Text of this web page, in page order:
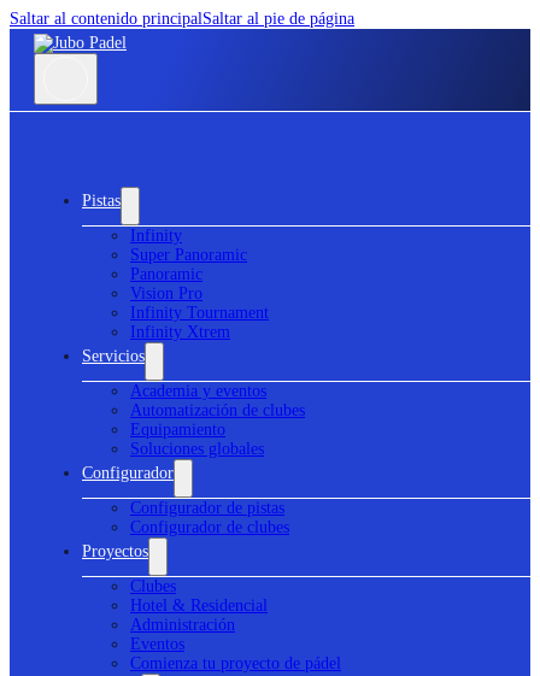
Saltar al contenido principalSaltar al pie de página
Pistas
Infinity
Super Panoramic
Panoramic
Vision Pro
Infinity Tournament
Infinity Xtrem
Servicios
Academia y eventos
Automatización de clubes
Equipamiento
Soluciones globales
Configurador
Configurador de pistas
Configurador de clubes
Proyectos
Clubes
Hotel & Residencial
Administración
Eventos
Comienza tu proyecto de pádel